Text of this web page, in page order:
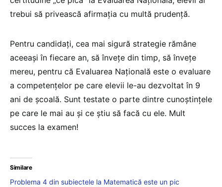
trebui să privească afirmația cu multă prudență.
Pentru candidați, cea mai sigură strategie rămâne
aceeași în fiecare an, să învețe din timp, să învețe
mereu, pentru că Evaluarea Națională este o evaluare
a competențelor pe care elevii le-au dezvoltat în 9
ani de școală. Sunt testate o parte dintre cunoștințele
pe care le mai au și ce știu să facă cu ele. Mult
succes la examen!
Similare
Problema 4 din subiectele la Matematică este un pic